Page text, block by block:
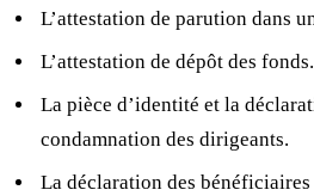
L’attestation de parution dans
L’attestation de dépôt des fonds.
La pièce d’identité et la
condamnation des dirigeants.
La déclaration des